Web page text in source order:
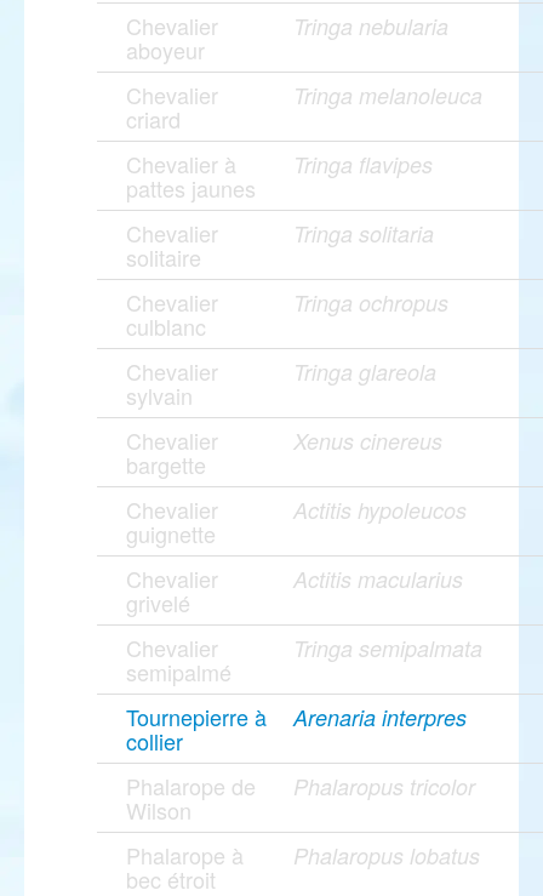
Chevalier
aboyeur
Tringa nebularia
Chevalier
criard
Tringa melanoleuca
Chevalier à
pattes jaunes
Tringa flavipes
Chevalier
solitaire
Tringa solitaria
Chevalier
culblanc
Tringa ochropus
Chevalier
sylvain
Tringa glareola
Chevalier
bargette
Xenus cinereus
Chevalier
guignette
Actitis hypoleucos
Chevalier
grivelé
Actitis macularius
Chevalier
semipalmé
Tringa semipalmata
Tournepierre à
collier
Arenaria interpres
Phalarope de
Wilson
Phalaropus tricolor
Phalarope à
bec étroit
Phalaropus lobatus